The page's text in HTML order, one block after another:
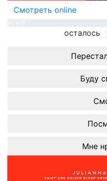
Смотреть online
осталось
Буду
Мне